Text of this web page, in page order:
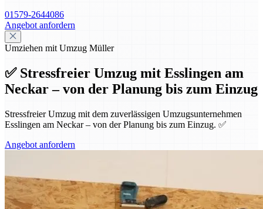
01579-2644086
Angebot anfordern
Umziehen mit Umzug Müller
✅ Stressfreier Umzug mit Esslingen am
Neckar – von der Planung bis zum Einzug
Stressfreier Umzug mit dem zuverlässigen Umzugsunternehmen
Esslingen am Neckar – von der Planung bis zum Einzug. ✅
Angebot anfordern